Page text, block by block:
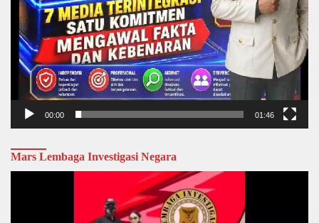
00:00 01:46
Mars Lembaga Investigasi Negara